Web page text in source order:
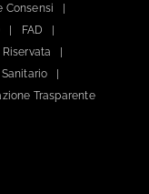
Consensi
FAD
Riservata
Sanitario
Trasparente